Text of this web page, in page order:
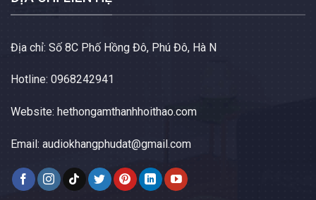
Địa chỉ: Số 8C Phố Hồng Đô, Phú Đô, Hà N
Hotline: 0968242941
Website: hethongamthanhhoithao.com
Email: audiokhangphudat@gmail.com